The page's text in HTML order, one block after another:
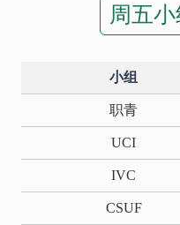
周五
小组
职青
UCI
IVC
CSUF